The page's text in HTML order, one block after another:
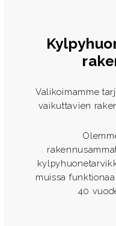
Valikoimamme
vaikuttavien
muissa
40